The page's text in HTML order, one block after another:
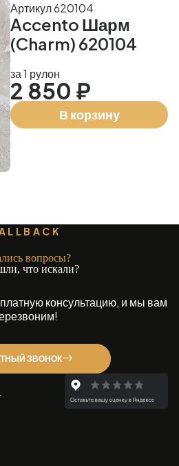
Accento Шарм
(Charm) 620104
Артикул 620104
за 1 рулон
2 850 ₽
В корзину
вопросы?
что искали?
консультацию, и мы вам
ЗВОНОК